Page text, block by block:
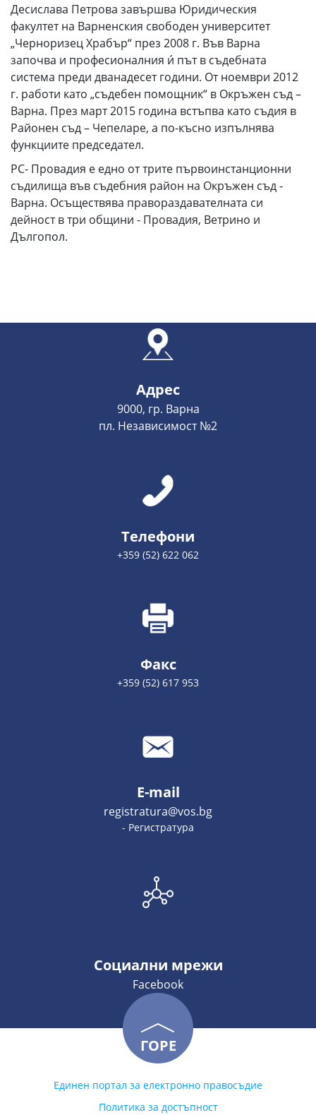
Десислава Петрова завършва Юридическия
факултет на Варненския свободен университет
„Черноризец Храбър“ през 2008 г. Във Варна
започва и професионалния и́ път в съдебната
система преди дванадесет години. От ноември 2012
г. работи като „съдебен помощник“ в Окръжен съд –
Варна. През март 2015 година встъпва като съдия в
Районен съд – Чепеларе, а по-късно изпълнява
функциите председател.
РС- Провадия е едно от трите първоинстанционни
съдилища във съдебния район на Окръжен съд -
Варна. Осъществява правораздавателната си
дейност в три общини - Провадия, Ветрино и
Дългопол.
Адрес
9000, гр. Варна
пл. Независимост №2
Телефони
+359 (52) 622 062
Факс
+359 (52) 617 953
E-mail
registratura@vos.bg
- Регистратура
Социални мрежи
Facebook
ГОРЕ
Единен портал за електронно правосъдие
Политика за достъпност